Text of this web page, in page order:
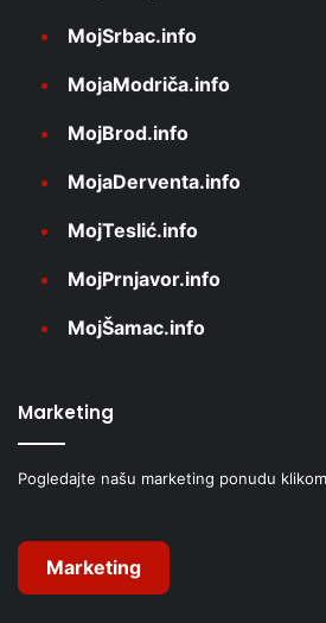
MojSrbac.info
MojaModriča.info
MojBrod.info
MojaDerventa.info
MojTeslić.info
MojPrnjavor.info
MojŠamac.info
Marketing
Pogledajte našu marketing ponudu
Marketing